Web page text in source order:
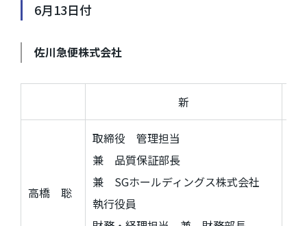
6月13日付
佐川急便株式会社
新
高橋 聡
取締役 管理担当
兼 品質保証部長
兼 SGホールディングス株式会社
執行役員